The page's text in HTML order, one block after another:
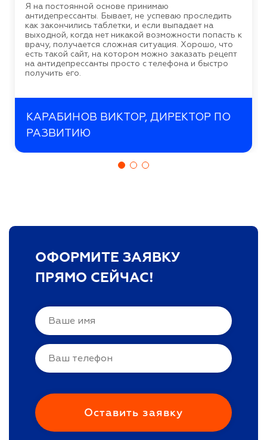
Я на постоянной основе принимаю
антидепрессанты. Бывает, не успеваю проследить
как закончились таблетки, и если выпадает на
выходной, когда нет никакой возможности попасть к
врачу, получается сложная ситуация. Хорошо, что
есть такой сайт, на котором можно заказать рецепт
на антидепрессанты просто с телефона и быстро
получить его.
КАРАБИНОВ ВИКТОР, ДИРЕКТОР ПО
РАЗВИТИЮ
ОФОРМИТЕ ЗАЯВКУ
ПРЯМО СЕЙЧАС!